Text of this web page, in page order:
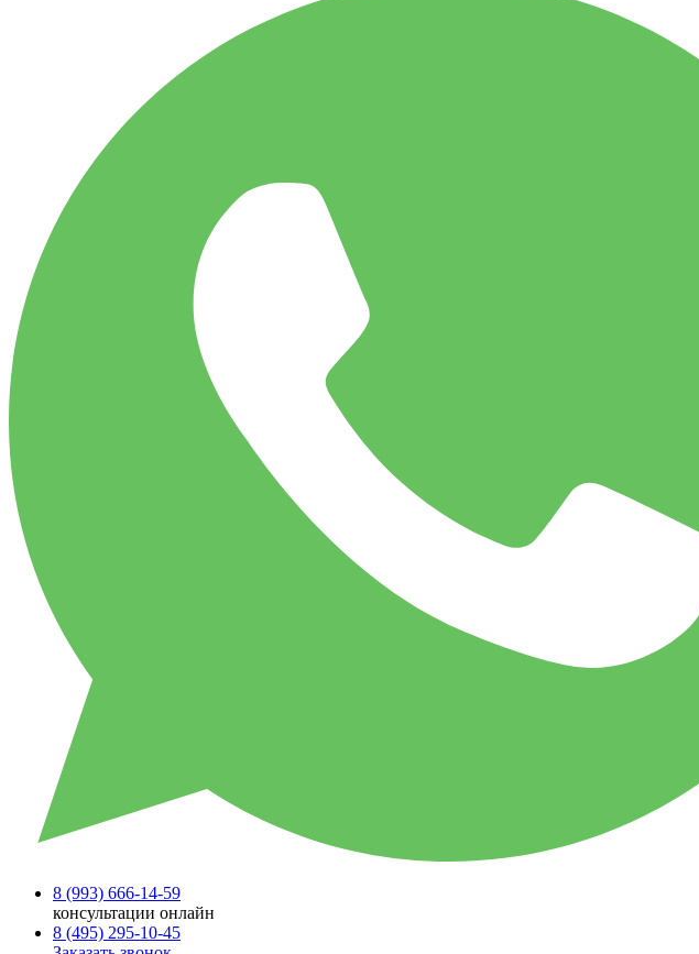
8 (993) 666-14-59
консультации онлайн
8 (495) 295-10-45